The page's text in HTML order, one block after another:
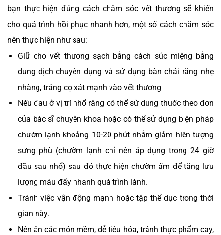
bạn thực hiện đúng cách chăm sóc vết thương sẽ khiến
cho quá trình hồi phục nhanh hơn, một số cách chăm sóc
nên thực hiện như sau:
Giữ cho vết thương sạch bằng cách súc miệng bằng
dung dịch chuyên dụng và sử dụng bàn chải răng nhẹ
nhàng, tráng cọ xát mạnh vào vết thương
Nếu đau ở vị trí nhổ răng có thể sử dụng thuốc theo đơn
của bác sĩ chuyên khoa hoặc có thể sử dụng biện pháp
chườm lạnh khoảng 10-20 phút nhằm giảm hiện tượng
sưng phù (chườm lạnh chỉ nên áp dụng trong 24 giờ
đầu sau nhổ) sau đó thực hiện chườm ấm để tăng lưu
lượng máu đẩy nhanh quá trình lành.
Tránh việc vận động mạnh hoặc tập thể dục trong thời
gian này.
Nên ăn các món mềm, dễ tiêu hóa, tránh thực phẩm cay,